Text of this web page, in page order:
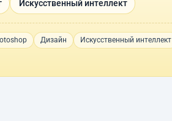
Искусственный интеллект
Дизайн Искусственный интеллект